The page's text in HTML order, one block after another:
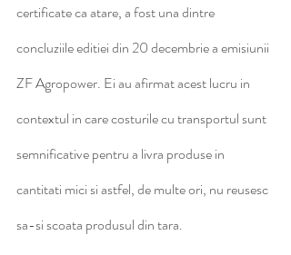
certificate ca atare, a fost una dintre
concluziile editiei din 20 decembrie a emisiunii
ZF Agropower. Ei au afirmat acest lucru in
contextul in care costurile cu transportul sunt
semnificative pentru a livra produse in
cantitati mici si astfel, de multe ori, nu reusesc
sa-si scoata produsul din tara.